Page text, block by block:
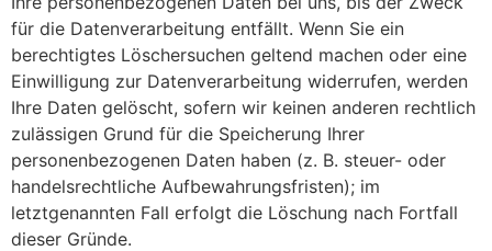
für die Datenverarbeitung entfällt. Wenn Sie ein
berechtigtes Löschersuchen geltend machen oder eine
Einwilligung zur Datenverarbeitung widerrufen, werden
Ihre Daten gelöscht, sofern wir keinen anderen rechtlich
zulässigen Grund für die Speicherung Ihrer
personenbezogenen Daten haben (z. B. steuer- oder
handelsrechtliche Aufbewahrungsfristen); im
letztgenannten Fall erfolgt die Löschung nach Fortfall
dieser Gründe.